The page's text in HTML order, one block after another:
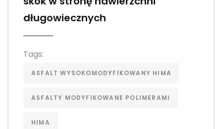
długowiecznych
Tags:
ASFALT WYSOKOMODYFIKOWANY HIMA
ASFALTY MODYFIKOWANE POLIMERAMI
HIMA